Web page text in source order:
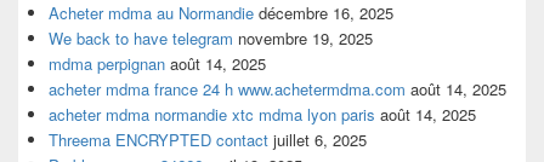
Acheter mdma au Normandie décembre 16, 2025
We back to have telegram novembre 19, 2025
mdma perpignan août 14, 2025
acheter mdma france 24 h www.achetermdma.com août 14, 2025
acheter mdma normandie xtc mdma lyon paris août 14, 2025
Threema ENCRYPTED contact juillet 6, 2025